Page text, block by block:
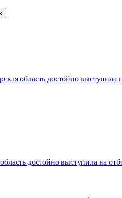
область достойно выступила
достойно выступила на